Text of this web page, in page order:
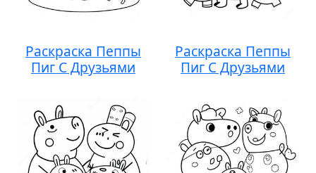
Раскраска Пеппы
Пиг С Друзьями
Раскраска Пеппы
Пиг С Друзьями